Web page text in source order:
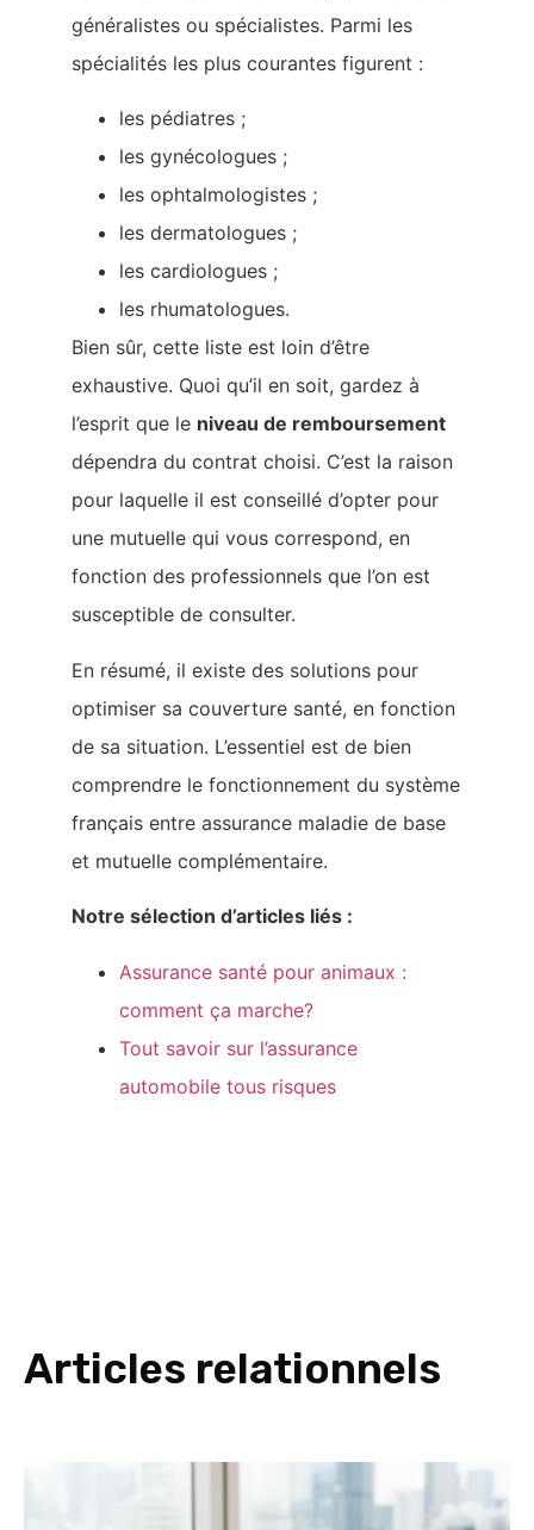
généralistes ou spécialistes. Parmi les
spécialités les plus courantes figurent :
les pédiatres ;
les gynécologues ;
les ophtalmologistes ;
les dermatologues ;
les cardiologues ;
les rhumatologues.
Bien sûr, cette liste est loin d’être
exhaustive. Quoi qu’il en soit, gardez à
l’esprit que le niveau de remboursement
dépendra du contrat choisi. C’est la raison
pour laquelle il est conseillé d’opter pour
une mutuelle qui vous correspond, en
fonction des professionnels que l’on est
susceptible de consulter.
En résumé, il existe des solutions pour
optimiser sa couverture santé, en fonction
de sa situation. L’essentiel est de bien
comprendre le fonctionnement du système
français entre assurance maladie de base
et mutuelle complémentaire.
Notre sélection d’articles liés :
Assurance santé pour animaux :
comment ça marche?
Tout savoir sur l’assurance
automobile tous risques
Articles relationnels